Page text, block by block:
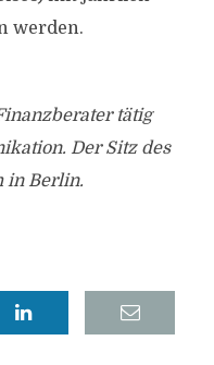
werden.
tätig
Der Sitz des
in Berlin.